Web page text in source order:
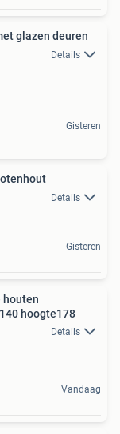
glazen deuren
Details
Gisteren
Details
Gisteren
houten
hoogte178
Details
Vandaag